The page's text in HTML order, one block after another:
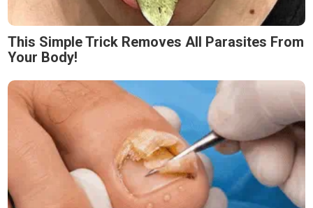
This Simple Trick Removes All Parasites From
Your Body!